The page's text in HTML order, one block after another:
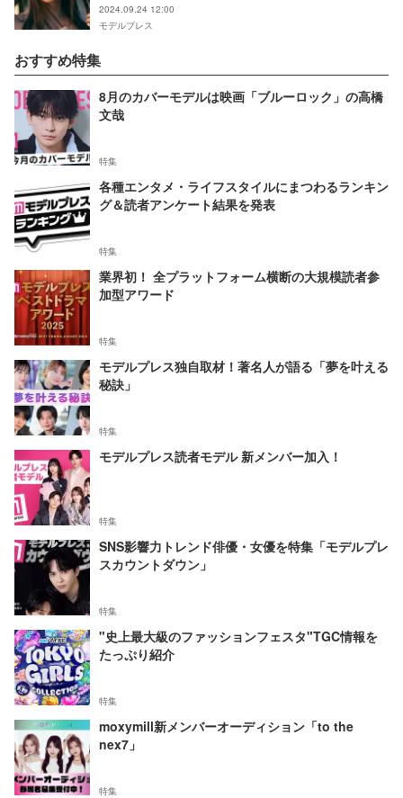
2024.09.24 12:00
モデルプレス
おすすめ特集
8月のカバーモデルは映画「ブルーロック」の高橋
文哉
特集
各種エンタメ・ライフスタイルにまつわるランキン
グ＆読者アンケート結果を発表
特集
業界初！ 全プラットフォーム横断の大規模読者参
加型アワード
特集
モデルプレス独自取材！著名人が語る「夢を叶える
秘訣」
特集
モデルプレス読者モデル 新メンバー加入！
特集
SNS影響力トレンド俳優・女優を特集「モデルプレ
スカウントダウン」
特集
"史上最大級のファッションフェスタ"TGC情報を
たっぷり紹介
特集
moxymill新メンバーオーディション「to the
nex7」
特集